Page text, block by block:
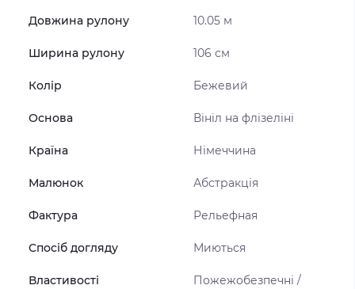
Довжина рулону 10.05 м
Ширина рулону 106 см
Колір Бежевий
Основа Вініл на флізеліні
Країна Німеччина
Малюнок Абстракція
Фактура Рельефная
Спосіб догляду Миються
Властивості
Пожежобезпечні /